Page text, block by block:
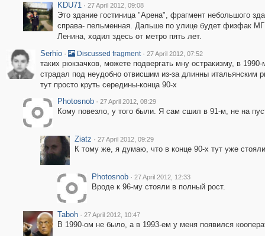
KDU71 · 27 April 2012, 09:08
Это здание гостиница "Арена", фрагмент небольшого
справа- пельменная. Дальше по улице будет физфак
Ленина, ходил здесь от метро пять лет.
Serhio · Discussed fragment · 27 April 2012, 07:52
таких рюкзачков, можете подвергать мну остракизму, в
страдал под неудобно отвисшим из-за длинны
тут просто круть середины-конца 90-х
Photosnob · 27 April 2012, 08:29
Кому повезло, у того были. Я сам сшил в 91-м, не на
Ziatz · 27 April 2012, 09:29
К тому же, я думаю, что в конце 90-х тут уже
Photosnob · 27 April 2012, 12:33
Вроде к 96-му стояли в полный рост.
Taboh · 27 April 2012, 10:47
В 1990-ом не было, а в 1993-ем у меня появился